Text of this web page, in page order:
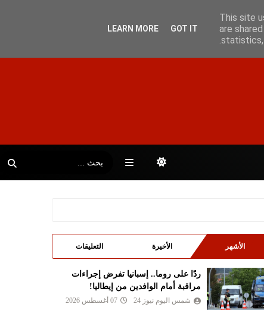
الأشهر الأخيرة التعليقات
ردًا على روما.. إسبانيا تفرض إجراءات
مراقبة أمام الوافدين من إيطاليا!
شمس اليوم نيوز 24 07 أغسطس 2026
This site
are
statistics,
LEARN MORE GOT IT